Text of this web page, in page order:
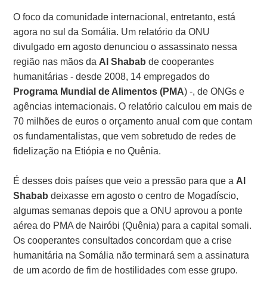
O foco da comunidade internacional, entretanto, está
agora no sul da Somália. Um relatório da ONU
divulgado em agosto denunciou o assassinato nessa
região nas mãos da Al Shabab de cooperantes
humanitárias - desde 2008, 14 empregados do
Programa Mundial de Alimentos (PMA) -, de ONGs e
agências internacionais. O relatório calculou em mais de
70 milhões de euros o orçamento anual com que contam
os fundamentalistas, que vem sobretudo de redes de
fidelização na Etiópia e no Quênia.
É desses dois países que veio a pressão para que a Al
Shabab deixasse em agosto o centro de Mogadíscio,
algumas semanas depois que a ONU aprovou a ponte
aérea do PMA de Nairóbi (Quênia) para a capital somali.
Os cooperantes consultados concordam que a crise
humanitária na Somália não terminará sem a assinatura
de um acordo de fim de hostilidades com esse grupo.